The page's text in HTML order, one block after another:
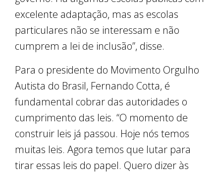
excelente adaptação, mas as escolas
particulares não se interessam e não
cumprem a lei de inclusão”, disse.
Para o presidente do Movimento Orgulho
Autista do Brasil, Fernando Cotta, é
fundamental cobrar das autoridades o
cumprimento das leis. “O momento de
construir leis já passou. Hoje nós temos
muitas leis. Agora temos que lutar para
tirar essas leis do papel. Quero dizer às